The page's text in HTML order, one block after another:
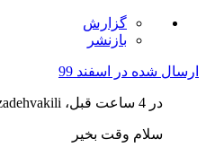
گزارش
بازنشر
ارسال شده در اسفند 99
در 4 ساعت قبل، miladalizadehvakili گفته است :
سلام وقت بخیر